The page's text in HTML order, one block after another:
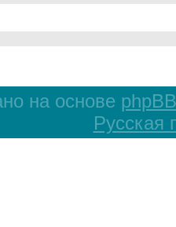
на основе phpBB
Русская